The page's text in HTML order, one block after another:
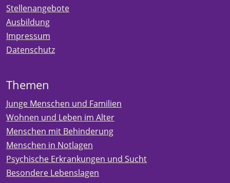
Stellenangebote
Ausbildung
Impressum
Datenschutz
Themen
Junge Menschen und Familien
Wohnen und Leben im Alter
Menschen mit Behinderung
Menschen in Notlagen
Psychische Erkrankungen und Sucht
Besondere Lebenslagen